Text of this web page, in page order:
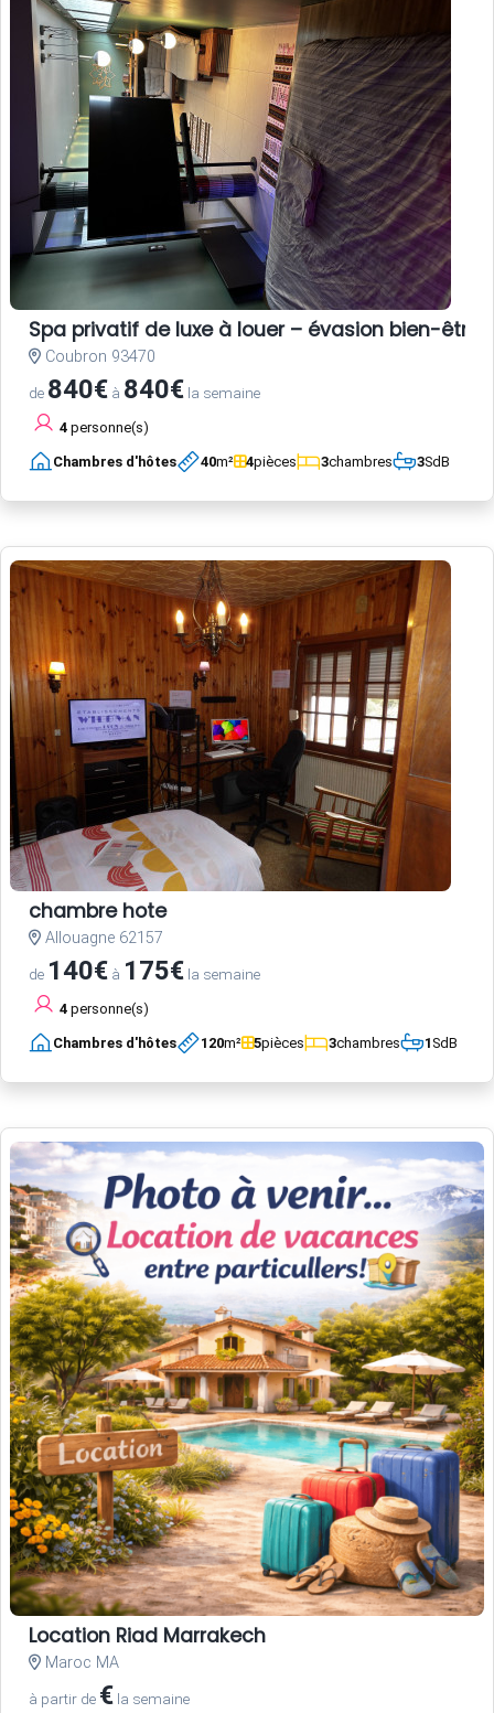
Spa privatif de luxe à louer – évasion bien-être
Coubron 93470
de 840€ à 840€ la semaine
4 personne(s)
Chambres d'hôtes 40m² 4pièces 3chambres 3SdB
chambre hote
Allouagne 62157
de 140€ à 175€ la semaine
4 personne(s)
Chambres d'hôtes 120m² 5pièces 3chambres 1SdB
Location Riad Marrakech
Maroc MA
à partir de € la semaine